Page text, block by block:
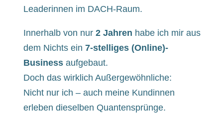
Leaderinnen im DACH-Raum.
Innerhalb von nur 2 Jahren habe ich mir aus
dem Nichts ein 7-stelliges (Online)-
Businessaufgebaut.
Doch das wirklich Außergewöhnliche:
Nicht nur ich – auch meine Kundinnen
erleben dieselben Quantensprünge.